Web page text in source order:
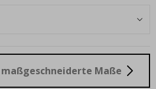
Maße